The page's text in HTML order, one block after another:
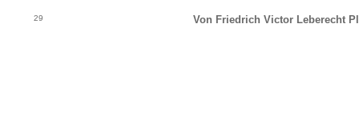
29 Von Friedrich Victor Leberecht